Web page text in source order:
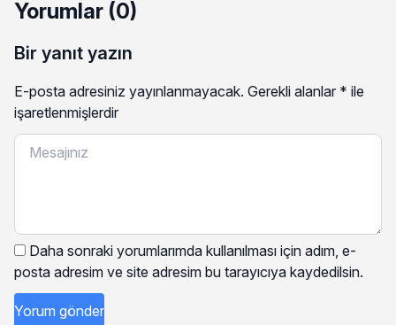
Yorumlar (0)
Bir yanıt yazın
E-posta adresiniz yayınlanmayacak. Gerekli alanlar * ile
işaretlenmişlerdir
Daha sonraki yorumlarımda kullanılması için adım, e-
posta adresim ve site adresim bu tarayıcıya kaydedilsin.